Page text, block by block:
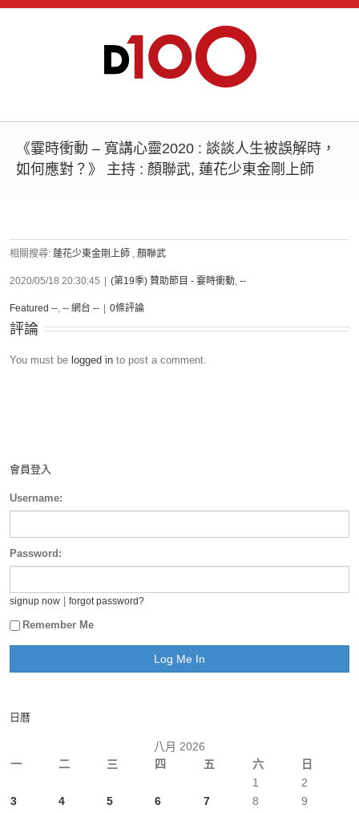
《霎時衝動 – 寬講心靈2020 : 談談人生被誤解時，
如何應對？》 主持 : 顏聯武, 蓮花少東金剛上師
相關搜尋: 蓮花少東金剛上師 , 顏聯武
2020/05/18 20:30:45 (第19季) 贊助節目 - 霎時衝動, --
Featured --, -- 網台 -- 0條評論
評論
You must be logged in to post a comment.
會員登入
Username:
Password:
signup now forgot password?
Remember Me
日曆
八月 2026
一
二 三 四 五 六 日
1
2
3
4 5 6 7 8
9